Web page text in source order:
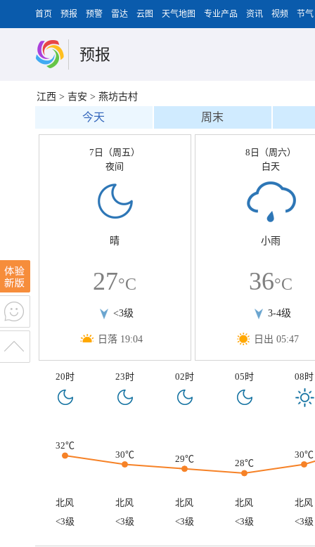
首页 预报 预警 雷达 云图 天气地图 专业产品 资讯 视频 节气
预报
江西 > 吉安 > 燕坊古村
今天 周末
7日（周五）
夜间
晴
27°C
<3级
日落 19:04
8日（周六）
白天
小雨
36°C
3-4级
日出 05:47
20时 23时 02时 05时 08时
32℃
30℃
29℃ 28℃
30℃
北风 北风 北风 北风
北风
<3级
<3级 <3级 <3级 <3级